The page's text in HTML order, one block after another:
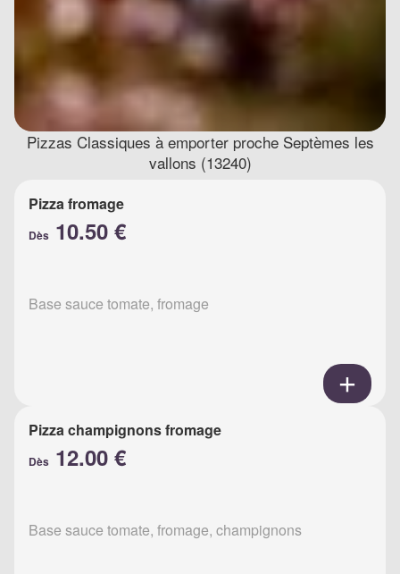
Pizzas Classiques à emporter proche Septèmes les
vallons (13240)
Pizza fromage
Dès 10.50 €
Base sauce tomate, fromage
Pizza champignons fromage
Dès 12.00 €
Base sauce tomate, fromage, champignons